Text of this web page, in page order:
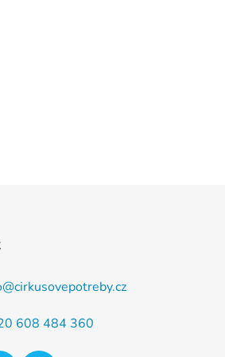
@cirkusovepotreby.cz
608 484 360